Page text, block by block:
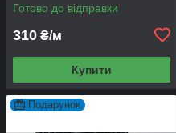
Готово до відправки
310 ₴/м
Купити
Подарунок